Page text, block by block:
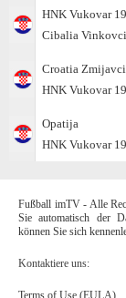
HNK Vukovar
Cibalia Vinkovci
Croatia Zmijavci
HNK Vukovar
Opatija
HNK Vukovar
Fußball imTV - Alle
Sie automatisch der
können Sie sich
Kontaktiere uns:
Terms of Use (EULA)